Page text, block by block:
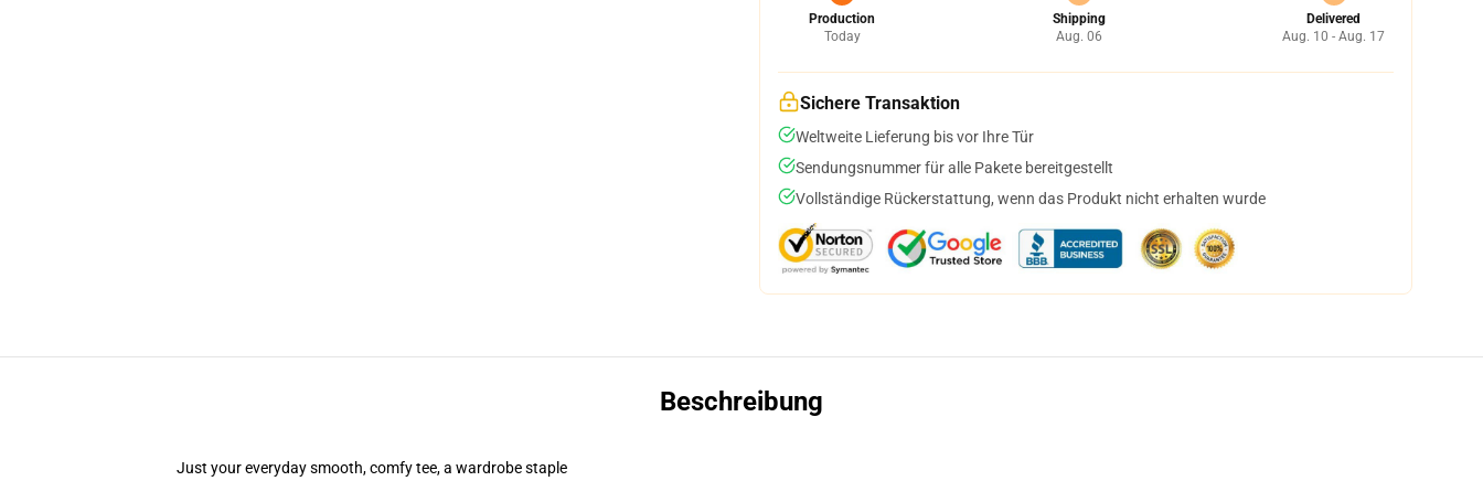
Production
Today
Shipping
Aug. 06
Delivered
Aug. 10 - Aug. 17
Sichere Transaktion
Weltweite Lieferung bis vor Ihre Tür
Sendungsnummer für alle Pakete bereitgestellt
Vollständige Rückerstattung, wenn das Produkt nicht erhalten wurde
Beschreibung
Just your everyday smooth, comfy tee, a wardrobe staple